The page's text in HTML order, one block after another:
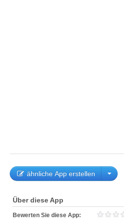
ähnliche App erstellen
Über diese App
Bewerten Sie diese App: